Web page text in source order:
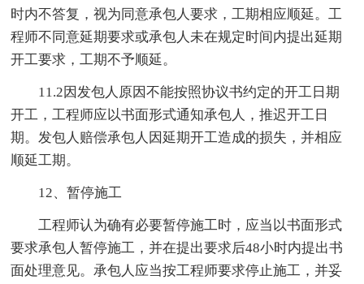
时内不答复，视为同意承包人要求，工期相应顺延。工
程师不同意延期要求或承包人未在规定时间内提出延期
开工要求，工期不予顺延。
11.2因发包人原因不能按照协议书约定的开工日期
开工，工程师应以书面形式通知承包人，推迟开工日
期。发包人赔偿承包人因延期开工造成的损失，并相应
顺延工期。
12、暂停施工
工程师认为确有必要暂停施工时，应当以书面形式
要求承包人暂停施工，并在提出要求后48小时内提出书
面处理意见。承包人应当按工程师要求停止施工，并妥